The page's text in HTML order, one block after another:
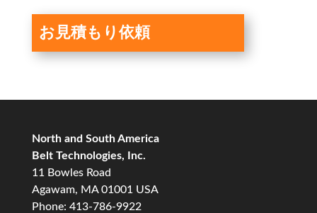
お見積もり依頼
North and South America
Belt Technologies, Inc.
11 Bowles Road
Agawam, MA 01001 USA
Phone: 413-786-9922